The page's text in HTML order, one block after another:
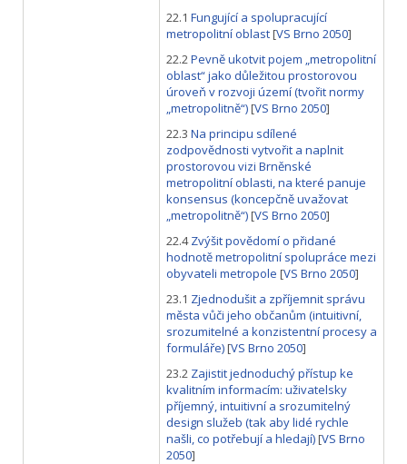
22.1 Fungující a spolupracující
metropolitní oblast[VS Brno 2050]
22.2Pevně ukotvit pojem „metropolitní
oblast“ jako důležitou prostorovou
úroveň v rozvoji území (tvořit normy
„metropolitně“)[VS Brno 2050]
22.3 Na principu sdílené
zodpovědnosti vytvořit a naplnit
prostorovou vizi Brněnské
metropolitní oblasti, na které panuje
konsensus (koncepčně uvažovat
„metropolitně“)[VS Brno 2050]
22.4 Zvýšit povědomí o přidané
hodnotě metropolitní spolupráce mezi
obyvateli metropole [VS Brno 2050]
23.1 Zjednodušit a zpříjemnit správu
města vůči jeho občanům (intuitivní,
srozumitelné a konzistentní procesy a
formuláře)[VS Brno 2050]
23.2 Zajistit jednoduchý přístup ke
kvalitním informacím: uživatelsky
příjemný, intuitivní a srozumitelný
design služeb (tak aby lidé rychle
našli, co potřebují a hledají)[VS Brno
2050]